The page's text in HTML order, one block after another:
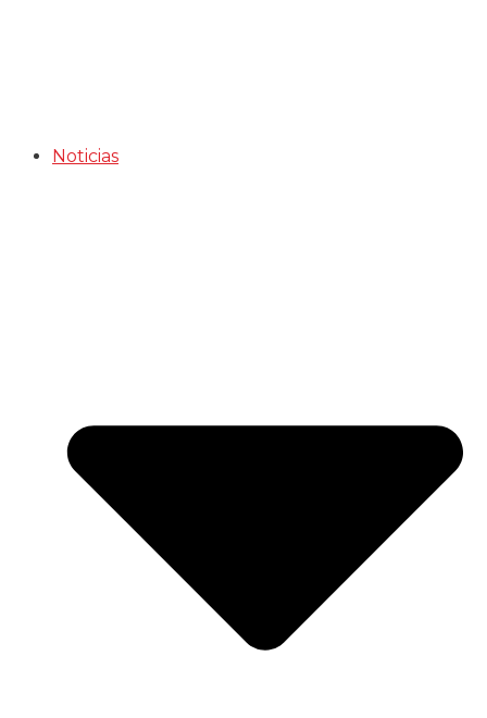
Noticias